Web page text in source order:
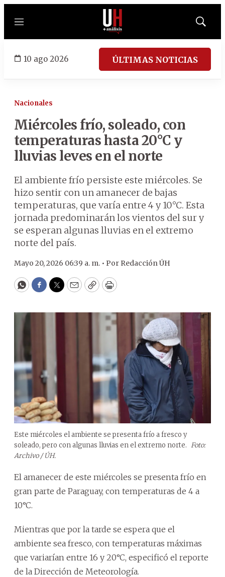
Menú
Mostrar
10 ago 2026 ÚLTIMAS NOTICIAS
Nacionales
Miércoles frío, soleado, con
temperaturas hasta 20°C y
lluvias leves en el norte
El ambiente frío persiste este miércoles. Se
hizo sentir con un amanecer de bajas
temperaturas, que varía entre 4 y 10°C. Esta
jornada predominarán los vientos del sur y
se esperan algunas lluvias en el extremo
norte del país.
Mayo 20, 2026 06:39 a. m. • Por Redacción ÚH
WhatsApp
Facebook
Twitter
EmailCopyPrint
Este miércoles el ambiente se presenta frío a fresco y
soleado, pero con algunas lluvias en el extremo norte. Foto:
Archivo / ÚH.
El amanecer de este miércoles se presenta frío en
gran parte de Paraguay, con temperaturas de 4 a
10°C.
Mientras que por la tarde se espera que el
ambiente sea fresco, con temperaturas máximas
que variarían entre 16 y 20°C, especificó el reporte
de la Dirección de Meteorología.